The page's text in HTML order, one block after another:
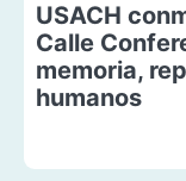
USACH
Calle
memoria,
humanos